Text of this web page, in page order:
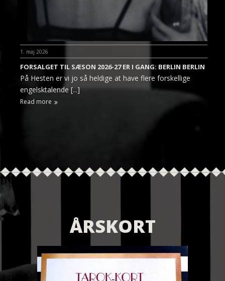
1. maj 2026
FORSALGET TIL SÆSON 2026-27 ER I GANG: BERLIN BERLIN
På Hesten er vi jo så heldige at have flere forskellige
engelsktalende [...]
Read more
ÅRSKORT